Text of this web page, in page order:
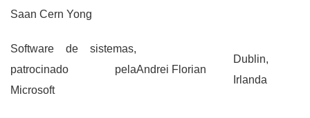
Saan Cern Yong
Software de sistemas,
patrocinado pela
Microsoft
Andrei Florian
Dublin,
Irlanda